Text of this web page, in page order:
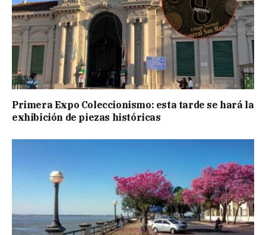
Primera Expo Coleccionismo: esta tarde se hará la
exhibición de piezas históricas